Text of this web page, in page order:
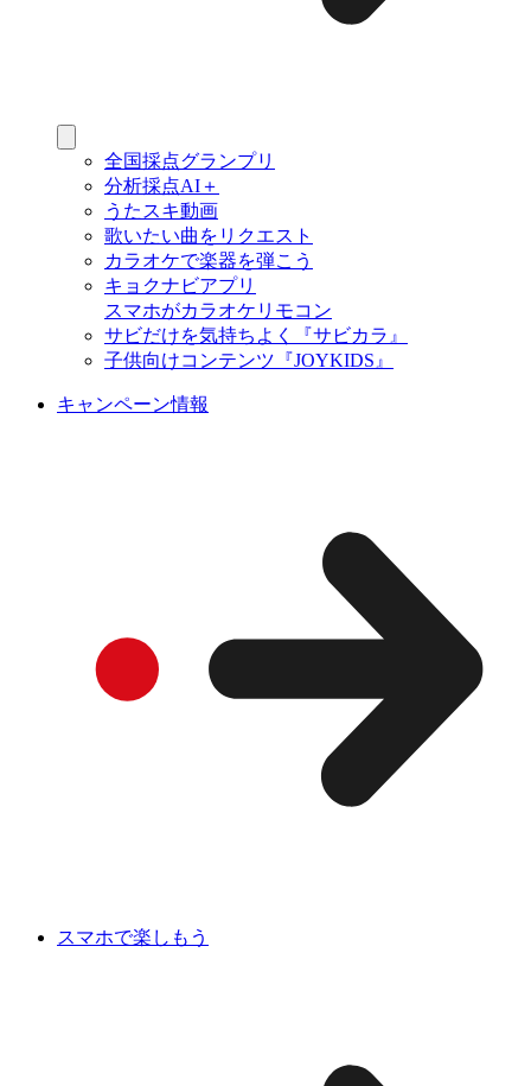
全国採点グランプリ
分析採点AI＋
うたスキ動画
歌いたい曲をリクエスト
カラオケで楽器を弾こう
キョクナビアプリ
スマホがカラオケリモコン
サビだけを気持ちよく『サビカラ』
子供向けコンテンツ『JOYKIDS』
キャンペーン情報
スマホで楽しもう